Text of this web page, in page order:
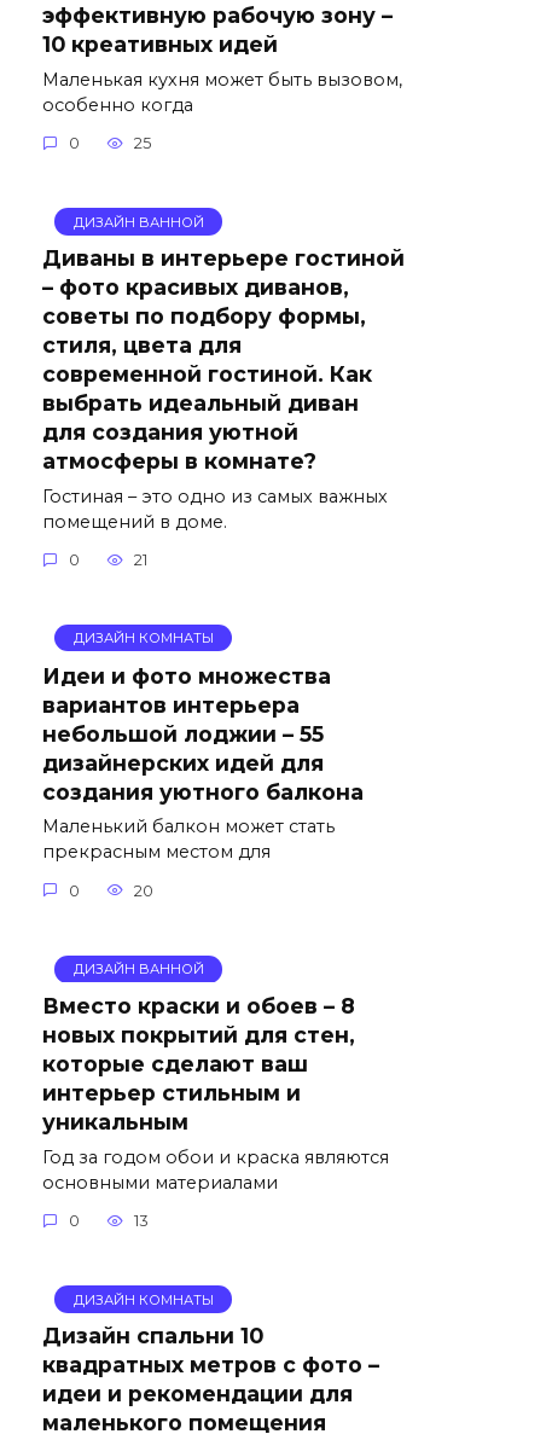
эффективную рабочую зону –
10 креативных идей
Маленькая кухня может быть вызовом,
особенно когда
0 25
ДИЗАЙН ВАННОЙ
Диваны в интерьере гостиной
– фото красивых диванов,
советы по подбору формы,
стиля, цвета для
современной гостиной. Как
выбрать идеальный диван
для создания уютной
атмосферы в комнате?
Гостиная – это одно из самых важных
помещений в доме.
0 21
ДИЗАЙН КОМНАТЫ
Идеи и фото множества
вариантов интерьера
небольшой лоджии – 55
дизайнерских идей для
создания уютного балкона
Маленький балкон может стать
прекрасным местом для
0 20
ДИЗАЙН ВАННОЙ
Вместо краски и обоев – 8
новых покрытий для стен,
которые сделают ваш
интерьер стильным и
уникальным
Год за годом обои и краска являются
основными материалами
0 13
ДИЗАЙН КОМНАТЫ
Дизайн спальни 10
квадратных метров с фото –
идеи и рекомендации для
маленького помещения